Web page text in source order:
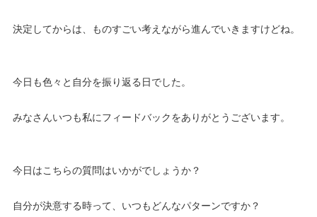
決定してからは、ものすごい考えながら進んでいきますけどね。
今日も色々と自分を振り返る日でした。
みなさんいつも私にフィードバックをありがとうございます。
今日はこちらの質問はいかがでしょうか？
自分が決意する時って、いつもどんなパターンですか？